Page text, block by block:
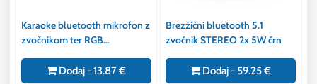
Karaoke bluetooth mikrofon z
zvočnikom ter RGB
Dodaj - 13.87 €
Brezžični bluetooth 5.1
zvočnik STEREO 2x 5W črn
Dodaj - 59.25 €